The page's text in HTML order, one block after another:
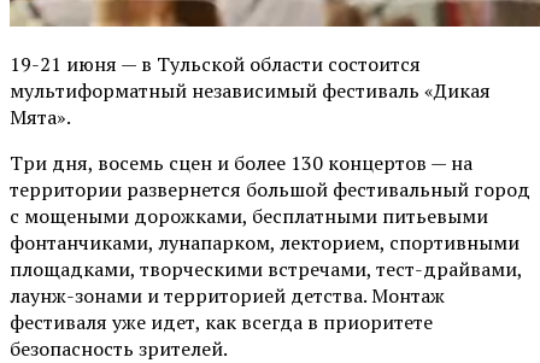
19-21 июня — в Тульской области состоится
мультиформатный независимый фестиваль «Дикая
Мята».
Три дня, восемь сцен и более 130 концертов — на
территории развернется большой фестивальный город
с мощеными дорожками, бесплатными питьевыми
фонтанчиками, лунапарком, лекторием, спортивными
площадками, творческими встречами, тест-драйвами,
лаунж-зонами и территорией детства. Монтаж
фестиваля уже идет, как всегда в приоритете
безопасность зрителей.